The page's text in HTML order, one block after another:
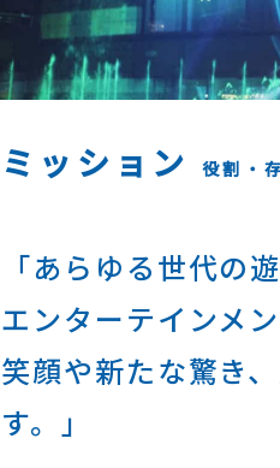
ミッション 役割・
「あらゆる世代の
エンターテインメ
笑顔や新たな驚き
す。」